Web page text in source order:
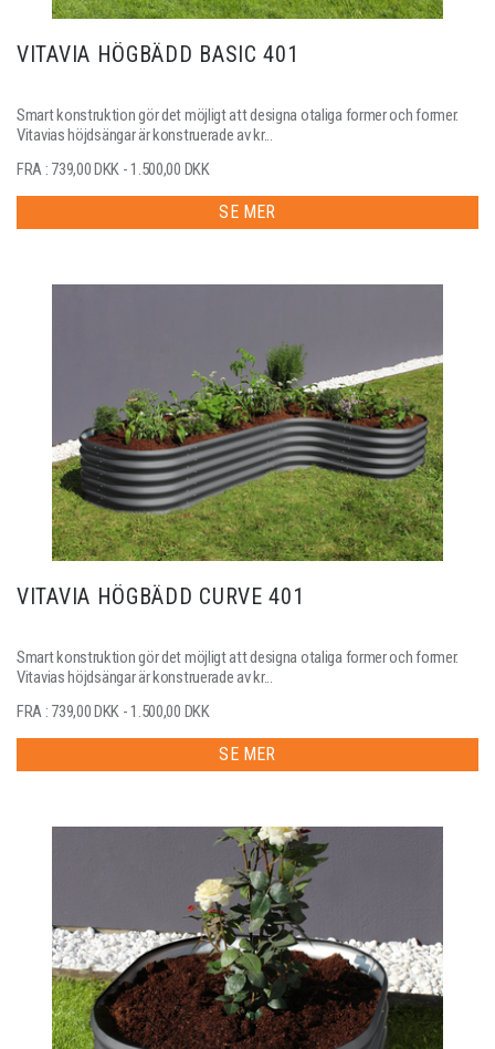
VITAVIA HÖGBÄDD BASIC 401
Smart konstruktion gör det möjligt att designa otaliga former och former.
Vitavias höjdsängar är konstruerade av kr...
FRA : 739,00 DKK - 1.500,00 DKK
SE MER
VITAVIA HÖGBÄDD CURVE 401
Smart konstruktion gör det möjligt att designa otaliga former och former.
Vitavias höjdsängar är konstruerade av kr...
FRA : 739,00 DKK - 1.500,00 DKK
SE MER